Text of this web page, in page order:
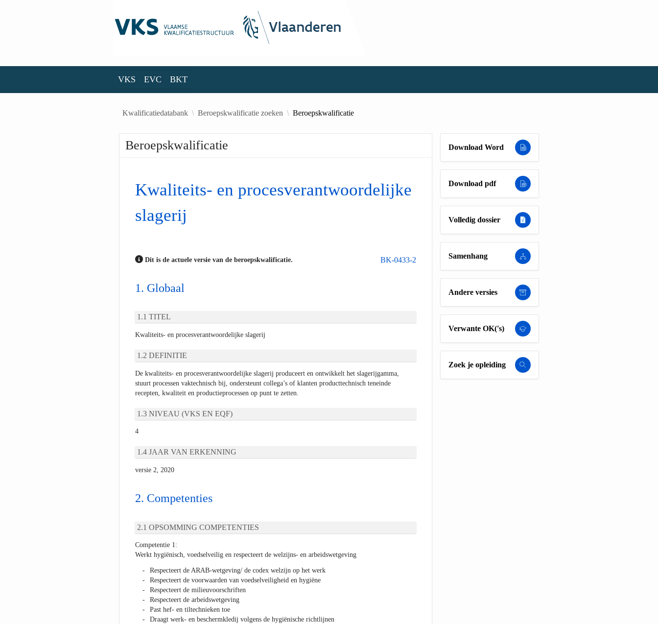
VKS EVC BKT
Kwalificatiedatabank Beroepskwalificatie zoeken Beroepskwalificatie
Beroepskwalificatie
Kwaliteits- en procesverantwoordelijke
slagerij
BK-0433-2
Dit is de actuele versie van de beroepskwalificatie.
Globaal
TITEL
Kwaliteits- en procesverantwoordelijke slagerij
DEFINITIE
De kwaliteits- en procesverantwoordelijke slagerij produceert en ontwikkelt het slagerijgamma,
stuurt processen vaktechnisch bij, ondersteunt collega’s of klanten producttechnisch teneinde
recepten, kwaliteit en productieprocessen op punt te zetten.
NIVEAU (VKS EN EQF)
4
JAAR VAN ERKENNING
versie 2, 2020
Competenties
OPSOMMING COMPETENTIES
Competentie 1:
Werkt hygiënisch, voedselveilig en respecteert de welzijns- en arbeidswetgeving
Respecteert de ARAB-wetgeving/ de codex welzijn op het werk
Respecteert de voorwaarden van voedselveiligheid en hygiëne
Respecteert de milieuvoorschriften
Respecteert de arbeidswetgeving
Past hef- en tiltechnieken toe
Draagt werk- en beschermkledij volgens de hygiënische richtlijnen
Download Word
Download pdf
Volledig dossier
Samenhang
Andere versies
Verwante OK('s)
Zoek je opleiding